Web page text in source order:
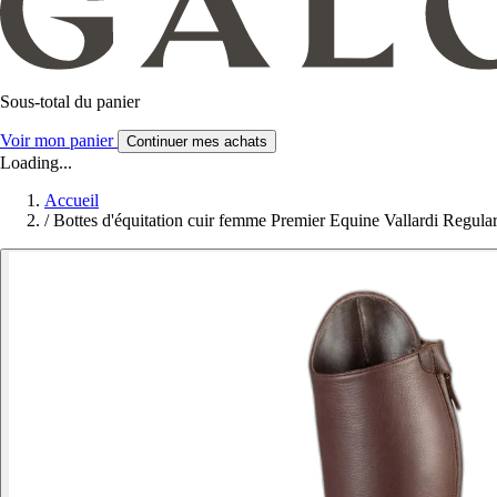
Sous-total du panier
Voir mon panier Continuer mes achats
Loading...
Accueil
/ Bottes d'équitation cuir femme Premier Equine Vallardi Regular